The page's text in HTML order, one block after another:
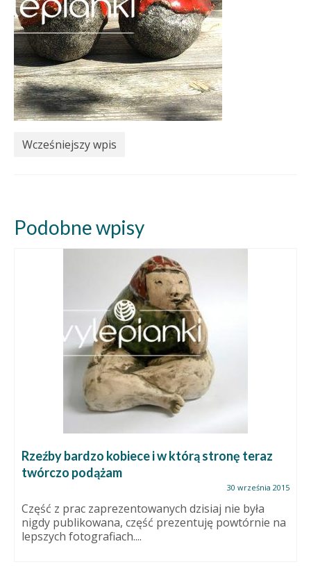
Wcześniejszy wpis
Podobne wpisy
Rzeźby bardzo kobiece i w którą stronę teraz
twórczo podążam
30 września 2015
Część z prac zaprezentowanych dzisiaj nie była
nigdy publikowana, część prezentuję powtórnie na
lepszych fotografiach....